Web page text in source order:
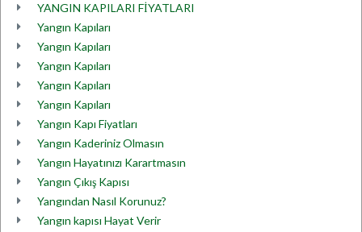
YANGIN KAPILARI FİYATLARI
Yangın Kapıları
Yangın Kapıları
Yangın Kapıları
Yangın Kapıları
Yangın Kapıları
Yangın Kapı Fiyatları
Yangın Kaderiniz Olmasın
Yangın Hayatınızı Karartmasın
Yangın Çıkış Kapısı
Yangından Nasıl Korunuz?
Yangın kapısı Hayat Verir